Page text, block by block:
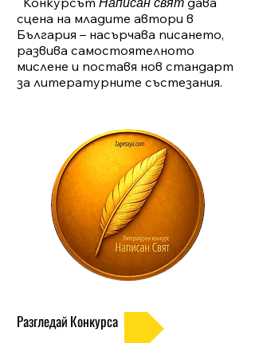
сцена на младите автори в
България – насърчава писането,
развива самостоятелното
мислене и поставя нов стандарт
за литературните състезания.
Разгледай Конкурса